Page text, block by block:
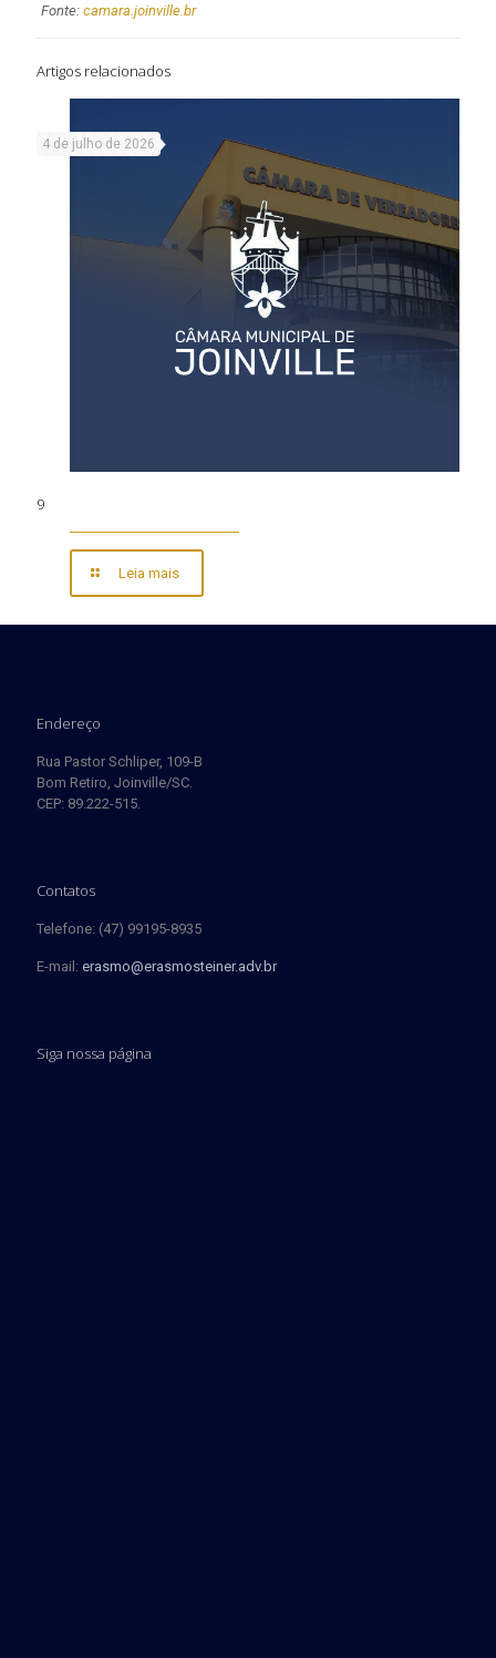
Fonte: camara.joinville.br
Artigos relacionados
4 de julho de 2026
9
Leia mais
Endereço
Rua Pastor Schliper, 109-B
Bom Retiro, Joinville/SC.
CEP: 89.222-515.
Contatos
Telefone: (47) 99195-8935
E-mail: erasmo@erasmosteiner.adv.br
Siga nossa página